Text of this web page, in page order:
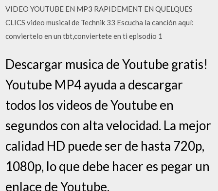
VIDEO YOUTUBE EN MP3 RAPIDEMENT EN QUELQUES
CLICS video musical de Technik 33 Escucha la canción aquí:
conviertelo en un tbt,conviertete en ti episodio 1
Descargar musica de Youtube gratis!
Youtube MP4 ayuda a descargar
todos los videos de Youtube en
segundos con alta velocidad. La mejor
calidad HD puede ser de hasta 720p,
1080p, lo que debe hacer es pegar un
enlace de Youtube.